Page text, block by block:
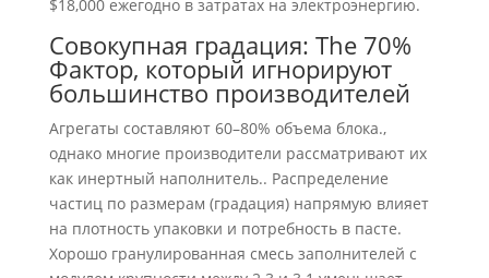
$18,000 ежегодно в затратах на электроэнергию.
Совокупная градация: The70%
Фактор, который игнорируют
большинство производителей
Агрегаты составляют 60–80% объема блока.,
однако многие производители рассматривают их
как инертный наполнитель.. Распределение
частиц по размерам (градация) напрямую влияет
на плотность упаковки и потребность в пасте.
Хорошо гранулированная смесь заполнителей с